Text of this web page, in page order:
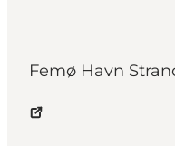
Femø Havn